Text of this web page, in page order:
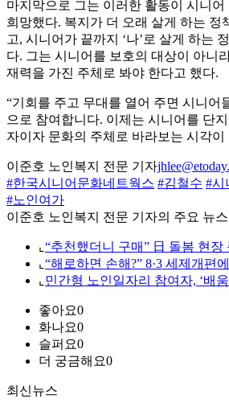
마지막으로 그는 이러한 활동이 시니
희망했다. 복지가 더 오래 살게 하는 정
고, 시니어가 끝까지 ‘나’로 살게 하는
다. 그는 시니어를 보호의 대상이 아니
재력을 가진 주체로 봐야 한다고 했다.
“기회를 주고 무대를 열어 주면 시니어
으로 참여합니다. 이제는 시니어를 단
자이자 문화의 주체로 바라보는 시각이
이준호 노인복지 전문 기자
#한국시니어문화네트웍스 #김철수 #시
#노인여가
이준호 노인복지 전문 기자의 주요 뉴스
⌞ “추천했더니 구매” 日 돌봄 현장
⌞ “해로하면 손해?” 8·3 세제개편
⌞ 민간형 노인일자리 참여자, ‘배
좋아요0
화나요0
슬퍼요0
더 궁금해요0
최신뉴스